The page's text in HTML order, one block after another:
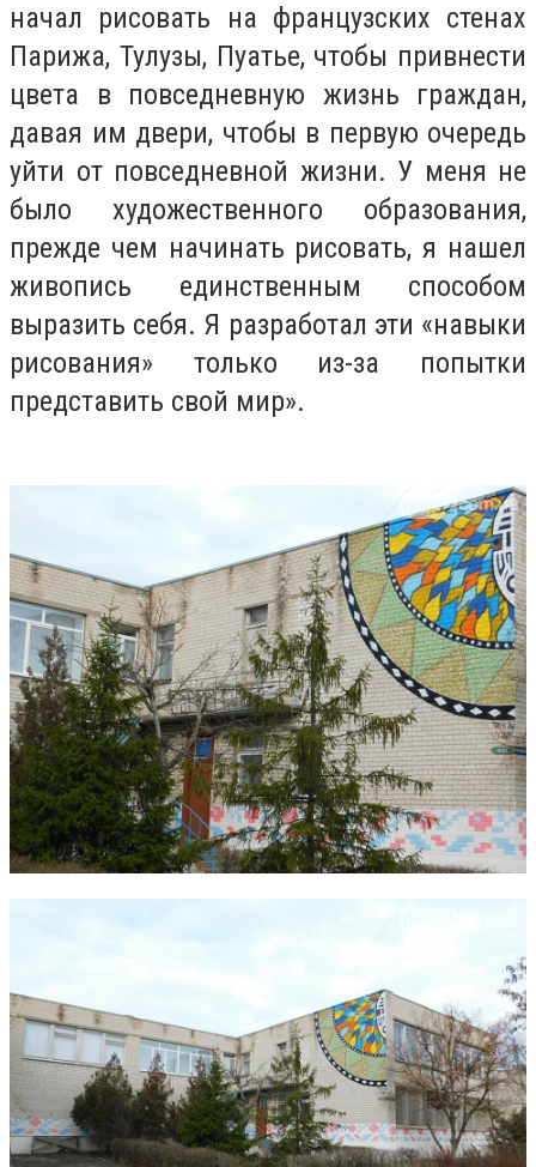
начал рисовать на французских стенах
Парижа, Тулузы, Пуатье, чтобы привнести
цвета в повседневную жизнь граждан,
давая им двери, чтобы в первую очередь
уйти от повседневной жизни. У меня не
было художественного образования,
прежде чем начинать рисовать, я нашел
живопись единственным способом
выразить себя. Я разработал эти «навыки
рисования» только из-за попытки
представить свой мир».